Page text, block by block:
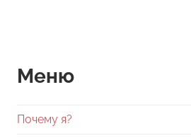
Меню
Почему я?